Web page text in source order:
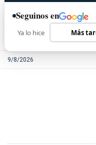
9/8/2026
Seguinos en
Ya lo hice Más